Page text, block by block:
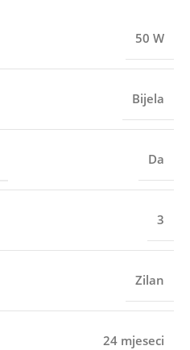
50 W
Bijela
Da
3
Zilan
24 mjeseci